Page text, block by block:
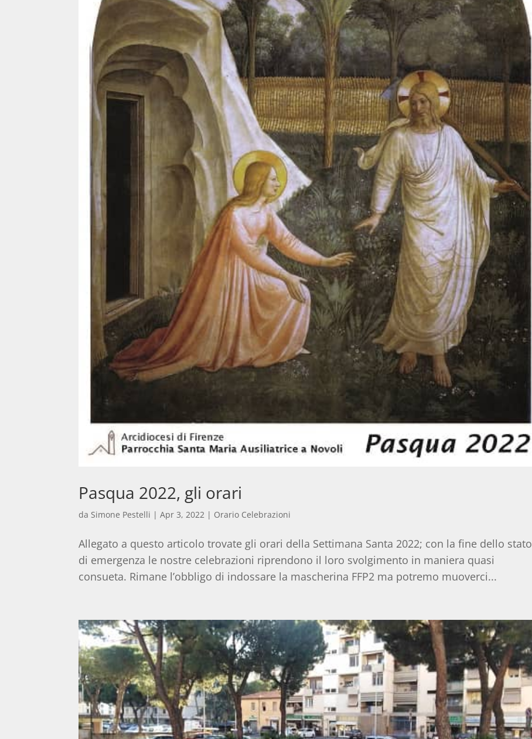
Pasqua 2022, gli orari
da Simone Pestelli |Apr 3, 2022 | Orario Celebrazioni
Allegato a questo articolo trovate gli orari della Settimana Santa 2022; con la fine dello stato
di emergenza le nostre celebrazioni riprendono il loro svolgimento in maniera quasi
consueta. Rimane l’obbligo di indossare la mascherina FFP2 ma potremo muoverci...